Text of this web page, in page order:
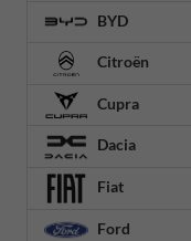
BYD
Citroën
Cupra
Dacia
Fiat
Ford